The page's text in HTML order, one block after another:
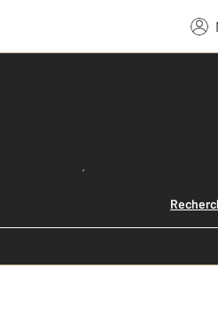
Lancer ma recherche